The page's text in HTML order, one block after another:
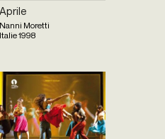
Aprile
Nanni Moretti
Italie1998